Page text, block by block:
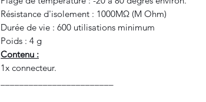
Résistance d'isolement : 1000MΩ (M Ohm)
Durée de vie : 600 utilisations minimum
Poids : 4 g
Contenu :
1x connecteur.